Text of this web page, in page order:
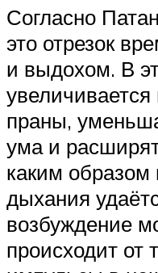
Согласно
это отрезок
и выдохом. В
праны,
ума и
каким образом
дыхания
возбуждение
происходит от